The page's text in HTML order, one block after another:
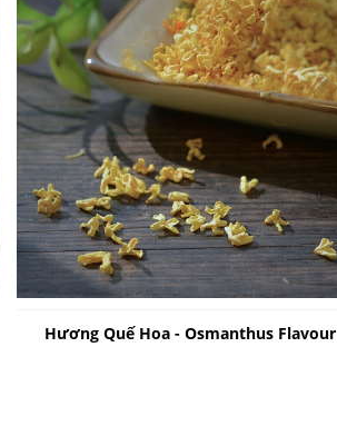
Hương Quế Hoa - Osmanthus Flavour